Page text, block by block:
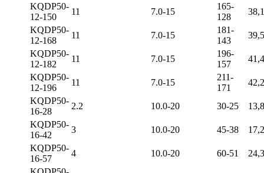
KQDP50-
12-150
11 7.0-15
165-
128
KQDP50-
12-168
11 7.0-15
181-
143
KQDP50-
12-182
11 7.0-15
196-
157
KQDP50-
12-196
11 7.0-15
211-
171
KQDP50-
16-28
2.2 10.0-20 30-25
KQDP50-
16-42
3 10.0-20 45-38
KQDP50-
16-57
4 10.0-20 60-51